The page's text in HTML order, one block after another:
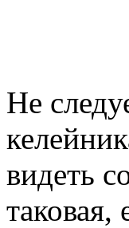
Не
видеть